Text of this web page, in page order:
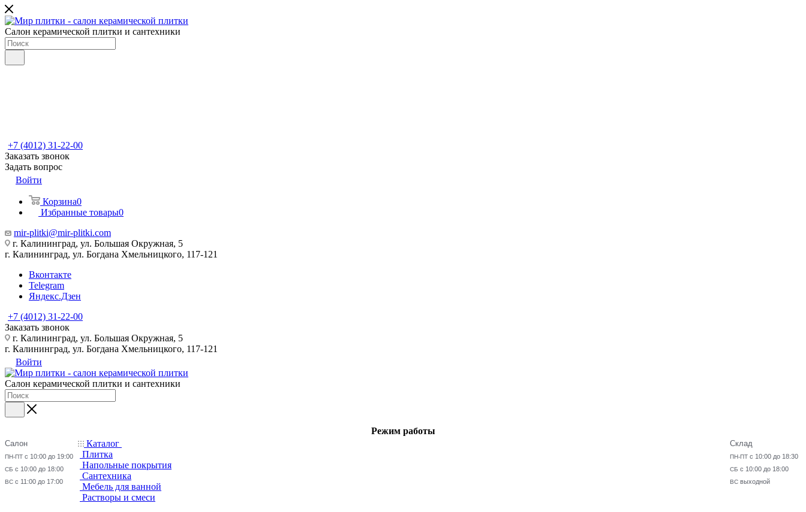
Салон керамической плитки и сантехники
+7 (4012) 31-22-00
Заказать звонок
Задать вопрос
Войти
Корзина0
Избранные товары0
mir-plitki@mir-plitki.com
г. Калининград, ул. Большая Окружная, 5
г. Калининград, ул. Богдана Хмельницкого, 117-121
Вконтакте
Telegram
Яндекс.Дзен
+7 (4012) 31-22-00
Заказать звонок
г. Калининград, ул. Большая Окружная, 5
г. Калининград, ул. Богдана Хмельницкого, 117-121
Войти
Салон керамической плитки и сантехники
Режим работы
Салон
ПН-ПТ с 10:00 до 19:00
СБ с 10:00 до 18:00
ВС с 11:00 до 17:00
Склад
ПН-ПТ с 10:00 до 18:30
СБ с 10:00 до 18:00
ВС выходной
Каталог
Плитка
Напольные покрытия
Сантехника
Мебель для ванной
Растворы и смеси